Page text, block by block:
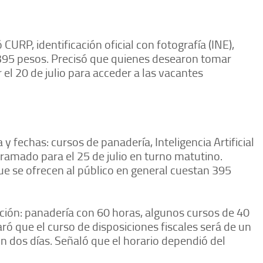
identificación oficial con fotografía (INE),
pesos. Precisó que quienes desearon tomar
20 de julio para acceder a las vacantes
fechas: cursos de panadería, Inteligencia Artificial
para el 25 de julio en turno matutino.
se ofrecen al público en general cuestan 395
panadería con 60 horas, algunos cursos de 40
que el curso de disposiciones fiscales será de un
días. Señaló que el horario dependió del